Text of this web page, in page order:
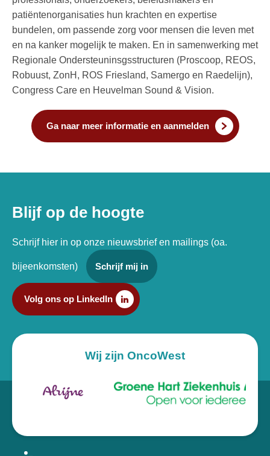
patiëntenorganisaties hun krachten en expertise
bundelen, om passende zorg voor mensen die leven met
en na kanker mogelijk te maken. En in samenwerking met
Regionale Ondersteuninsgsstructuren (Proscoop, REOS,
Robuust, ZonH, ROS Friesland, Samergo en Raedelijn),
Congress Care en Heuvelman Sound & Vision.
Ga naar meer informatie en aanmelden
Blijf op de hoogte
Schrijf hier in op onze nieuwsbrief en mailings (oa.
bijeenkomsten) Schrijf mij in
Volg ons op LinkedIn
Wij zijn OncoWest